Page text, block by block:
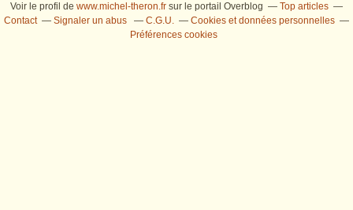
Voir le profil de www.michel-theron.fr sur le portail Overblog
Top articles
Contact
Signaler un abus C.G.U.
Cookies et données personnelles
Préférences cookies